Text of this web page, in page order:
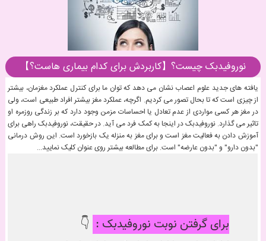
نوروفیدبک چیست؟【کاربردش برای کدام بیماری هاست؟】
یافته های جدید علوم اعصاب نشان می دهد که توان ما برای کنترل عملکرد مغزمان، بیشتر
از چیزی است که تا بحال تصور می کردیم. اگرچه، عملکرد مغز بیشتر افراد طبیعی است، ولی
در مغز هر کسی مواردی از عدم تعادل یا احساسات مزمن وجود دارد که بر زندگی روزمره او
تاثیر می گذارد. نوروفیدبک در اینجا به کمک فرد می آید. در حقیقت، نوروفیدبک راهی برای
آموزش دادن به فعالیت مغز است و برای مغز به منزله یک بازخورد است. این روش درمانی
"بدون دارو" و "بدون عارضه" است. برای مطالعه بیشتر روی عنوان کلیک نمایید...